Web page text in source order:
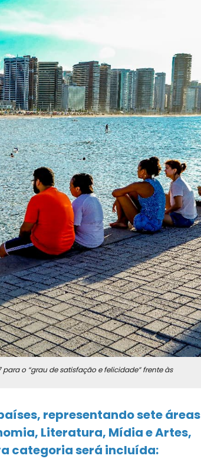
o “grau de satisfação e felicidade” frente às
representando sete áreas
Literatura, Mídia e Artes,
categoria será incluída: